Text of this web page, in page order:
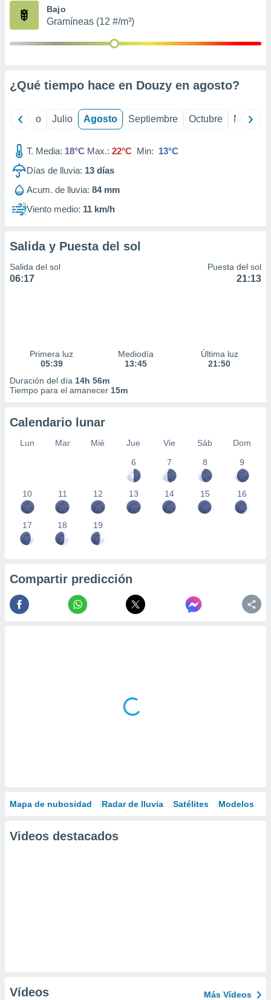
publicidad
publicidad
1199
Bajo
Gramíneas (12 #/m³)
¿Qué tiempo hace en Douzy en agosto?
Junio Julio Agosto Septiembre Octubre
T. Media: 18°C Max.: 22°C Min: 13°C
Días de lluvia: 13 días
Acum. de lluvia: 84 mm
Viento medio: 11 km/h
Salida y Puesta del sol
Salida del sol
06:17
Puesta del sol
21:13
Primera luz
05:39
Mediodía
13:45
Última luz
21:50
Duración del día 14h 56m
Tiempo para el amanecer 15m
Calendario lunar
Lun Mar Mié Jue Vie Sáb
Dom
6
7 8 9
10 11 12 13 14 15 16
17 18 19
Compartir predicción
Mapa de nubosidad Radar de lluvia Satélites Modelos
Videos destacados
Vídeos Más Vídeos